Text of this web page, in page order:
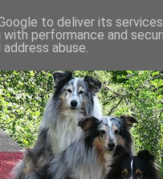
to deliver its
with performance and
abuse.